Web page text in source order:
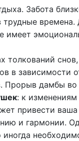
Забота
трудные
имеет
толкований
в зависимости
Прорыв дамбы во
: к
привести ваша
и гармонии.
иногда